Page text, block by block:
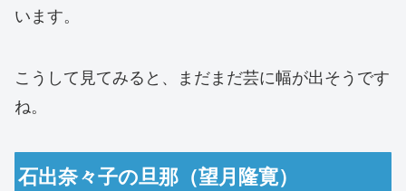
います。
こうして見てみると、まだまだ芸に幅が出そうです
ね。
石出奈々子の旦那（望月隆寛）